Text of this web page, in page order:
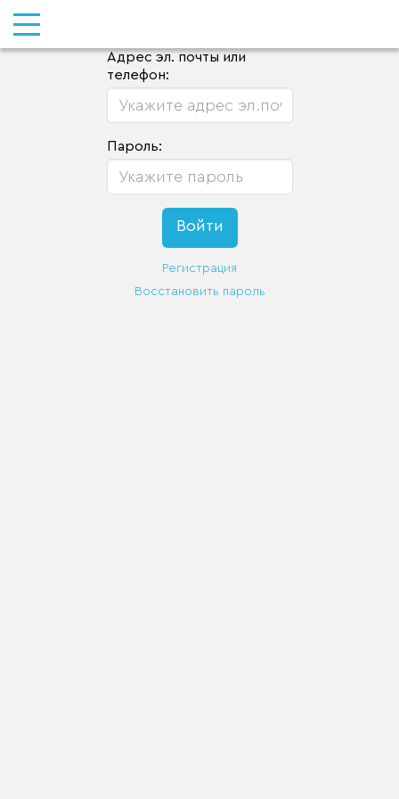
Адрес эл. почты или
телефон:
Пароль:
Регистрация
Восстановить пароль